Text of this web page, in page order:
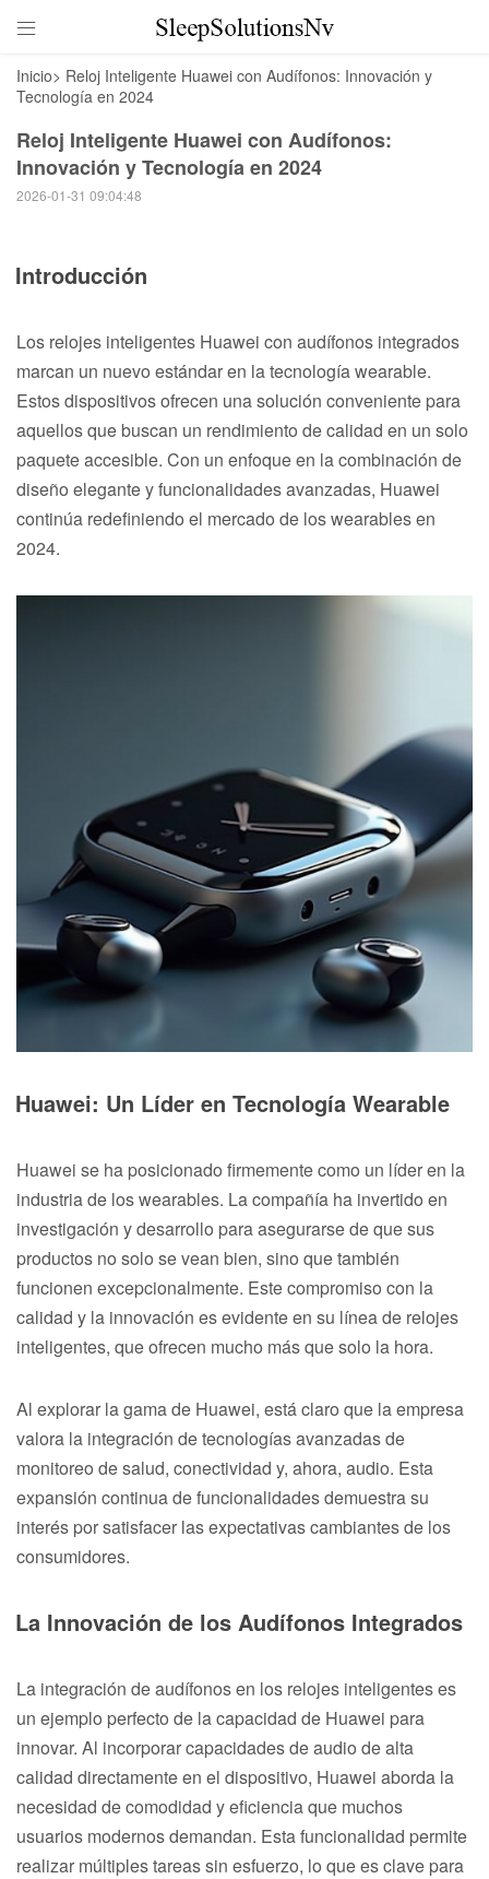

Inicio> Reloj Inteligente Huawei con Audífonos: Innovación y
Tecnología en 2024
Reloj Inteligente Huawei con Audífonos:
Innovación y Tecnología en 2024
2026-01-31 09:04:48
Introducción
Los relojes inteligentes Huawei con audífonos integrados
marcan un nuevo estándar en la tecnología wearable.
Estos dispositivos ofrecen una solución conveniente para
aquellos que buscan un rendimiento de calidad en un solo
paquete accesible. Con un enfoque en la combinación de
diseño elegante y funcionalidades avanzadas, Huawei
continúa redefiniendo el mercado de los wearables en
2024.
Huawei: Un Líder en Tecnología Wearable
Huawei se ha posicionado firmemente como un líder en la
industria de los wearables. La compañía ha invertido en
investigación y desarrollo para asegurarse de que sus
productos no solo se vean bien, sino que también
funcionen excepcionalmente. Este compromiso con la
calidad y la innovación es evidente en su línea de relojes
inteligentes, que ofrecen mucho más que solo la hora.
Al explorar la gama de Huawei, está claro que la empresa
valora la integración de tecnologías avanzadas de
monitoreo de salud, conectividad y, ahora, audio. Esta
expansión continua de funcionalidades demuestra su
interés por satisfacer las expectativas cambiantes de los
consumidores.
La Innovación de los Audífonos Integrados
La integración de audífonos en los relojes inteligentes es
un ejemplo perfecto de la capacidad de Huawei para
innovar. Al incorporar capacidades de audio de alta
calidad directamente en el dispositivo, Huawei aborda la
necesidad de comodidad y eficiencia que muchos
usuarios modernos demandan. Esta funcionalidad permite
realizar múltiples tareas sin esfuerzo, lo que es clave para